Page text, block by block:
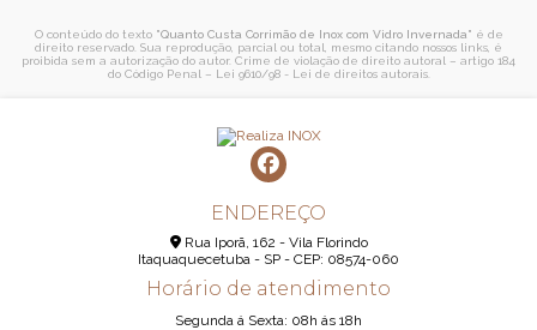
O conteúdo do texto "Quanto Custa Corrimão de Inox com Vidro Invernada" é de
direito reservado. Sua reprodução, parcial ou total, mesmo citando nossos links, é
proibida sem a autorização do autor. Crime de violação de direito autoral – artigo 184
do Código Penal – Lei 9610/98 - Lei de direitos autorais.
ENDEREÇO
Rua Iporã, 162 - Vila Florindo
Itaquaquecetuba - SP - CEP: 08574-060
Horário de atendimento
Segunda á Sexta: 08h ás 18h